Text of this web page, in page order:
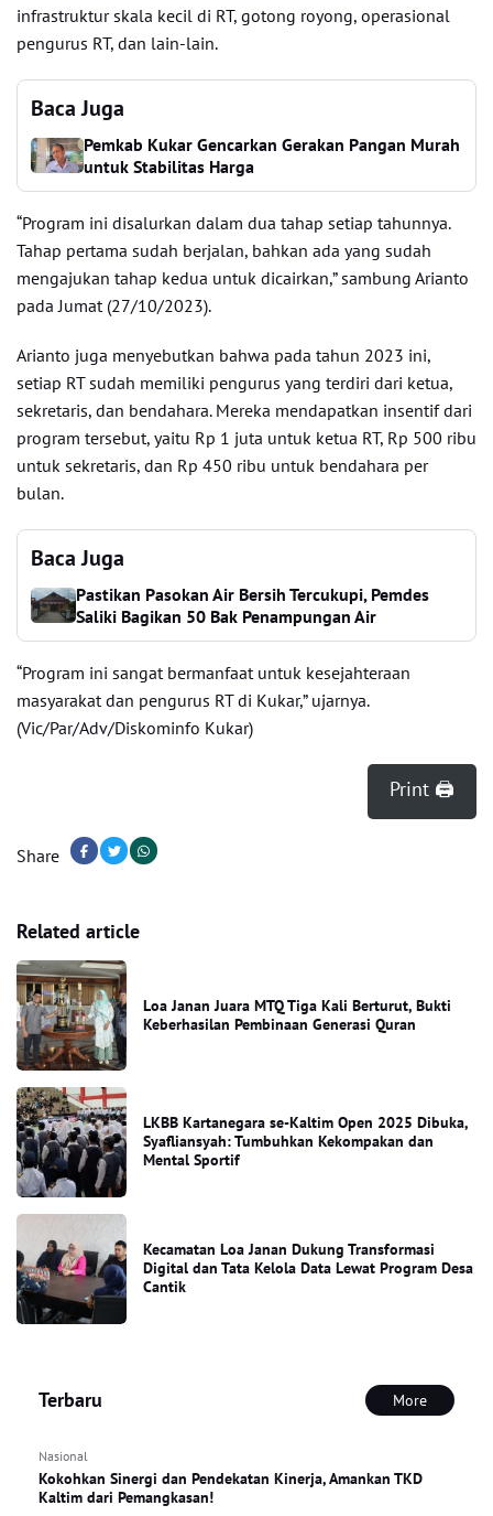
infrastruktur skala kecil di RT, gotong royong, operasional
pengurus RT, dan lain-lain.
Baca Juga
Pemkab Kukar Gencarkan Gerakan Pangan Murah
untuk Stabilitas Harga
“Program ini disalurkan dalam dua tahap setiap tahunnya.
Tahap pertama sudah berjalan, bahkan ada yang sudah
mengajukan tahap kedua untuk dicairkan,” sambung Arianto
pada Jumat (27/10/2023).
Arianto juga menyebutkan bahwa pada tahun 2023 ini,
setiap RT sudah memiliki pengurus yang terdiri dari ketua,
sekretaris, dan bendahara. Mereka mendapatkan insentif dari
program tersebut, yaitu Rp 1 juta untuk ketua RT, Rp 500 ribu
untuk sekretaris, dan Rp 450 ribu untuk bendahara per
bulan.
Baca Juga
Pastikan Pasokan Air Bersih Tercukupi, Pemdes
Saliki Bagikan 50 Bak Penampungan Air
“Program ini sangat bermanfaat untuk kesejahteraan
masyarakat dan pengurus RT di Kukar,” ujarnya.
(Vic/Par/Adv/Diskominfo Kukar)
Print 🖨
Share
Related article
Loa Janan Juara MTQ Tiga Kali Berturut, Bukti
Keberhasilan Pembinaan Generasi Quran
LKBB Kartanegara se-Kaltim Open 2025 Dibuka,
Syafliansyah: Tumbuhkan Kekompakan dan
Mental Sportif
Kecamatan Loa Janan Dukung Transformasi
Digital dan Tata Kelola Data Lewat Program Desa
Cantik
Terbaru More
Nasional
Kokohkan Sinergi dan Pendekatan Kinerja, Amankan TKD
Kaltim dari Pemangkasan!